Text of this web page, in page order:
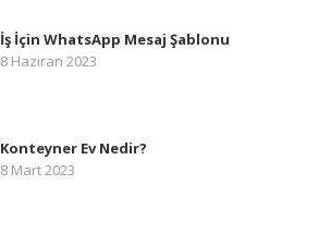
İş İçin WhatsApp Mesaj Şablonu
8 Haziran 2023
Konteyner Ev Nedir?
8 Mart 2023